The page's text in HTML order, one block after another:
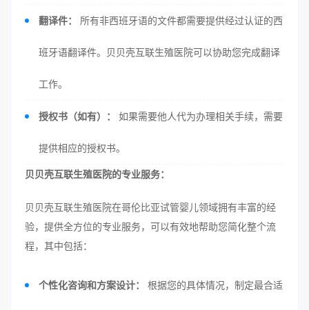
翻译件： 所有非西班牙语的文件都需要提供经过认证的西
班牙语翻译件。贝贝壳互联生殖医院可以协助您完成翻译
工作。
授权书（如有）： 如果需要他人代为办理相关手续，需要
提供相应的授权书。
贝贝壳互联生殖医院的专业服务：
贝贝壳互联生殖医院在哥伦比亚试管婴儿领域拥有丰富的经
验，提供全方位的专业服务，可以有效地帮助您简化整个流
程，其中包括：
个性化咨询和方案设计： 根据您的具体情况，制定最合适